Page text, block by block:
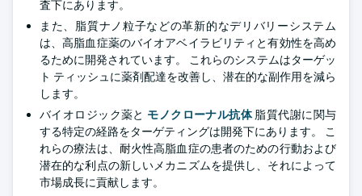
査下にあります。
また、脂質ナノ粒子などの革新的なデリバリーシステム
は、高脂血症薬のバイオアベイラビリティと有効性を高め
るために開発されています。 これらのシステムはターゲッ
ト ティッシュに薬剤配達を改善し、潜在的な副作用を減ら
します。
バイオロジック薬と モノクローナル抗体脂質代謝に関与
する特定の経路をターゲティングは開発下にあります。 こ
れらの療法は、耐火性高脂血症の患者のための行動および
潜在的な利点の新しいメカニズムを提供し、それによって
市場成長に貢献します。